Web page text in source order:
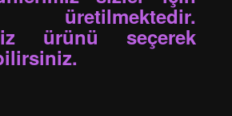
üretilmektedir.
ürünü seçerek